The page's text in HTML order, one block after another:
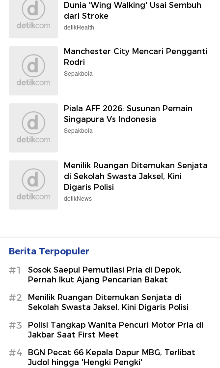
Dunia 'Wing Walking' Usai Sembuh
dari Stroke
detikHealth
Manchester City Mencari Pengganti
Rodri
Sepakbola
Piala AFF 2026: Susunan Pemain
Singapura Vs Indonesia
Sepakbola
Menilik Ruangan Ditemukan Senjata
di Sekolah Swasta Jaksel, Kini
Digaris Polisi
detikNews
Berita Terpopuler
#1
Sosok Saepul Pemutilasi Pria di Depok,
Pernah Ikut Ajang Pencarian Bakat
#2
Menilik Ruangan Ditemukan Senjata di
Sekolah Swasta Jaksel, Kini Digaris Polisi
#3
Polisi Tangkap Wanita Pencuri Motor Pria di
Jakbar Saat First Meet
#4
BGN Pecat 66 Kepala Dapur MBG, Terlibat
Judol hingga 'Hengki Pengki'